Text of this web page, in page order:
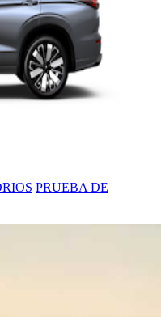
PRUEBA DE